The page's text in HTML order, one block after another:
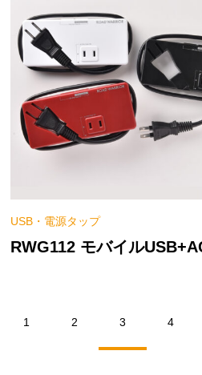
USB・電源タップ
RWG112 モバイル
1 2 3 4